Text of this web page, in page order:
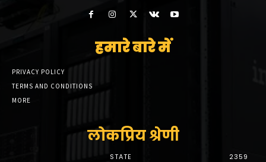
हमारे बारे में
PRIVACY POLICY
TERMS AND CONDITIONS
MORE
लोकप्रिय श्रेणी
STATE 2359